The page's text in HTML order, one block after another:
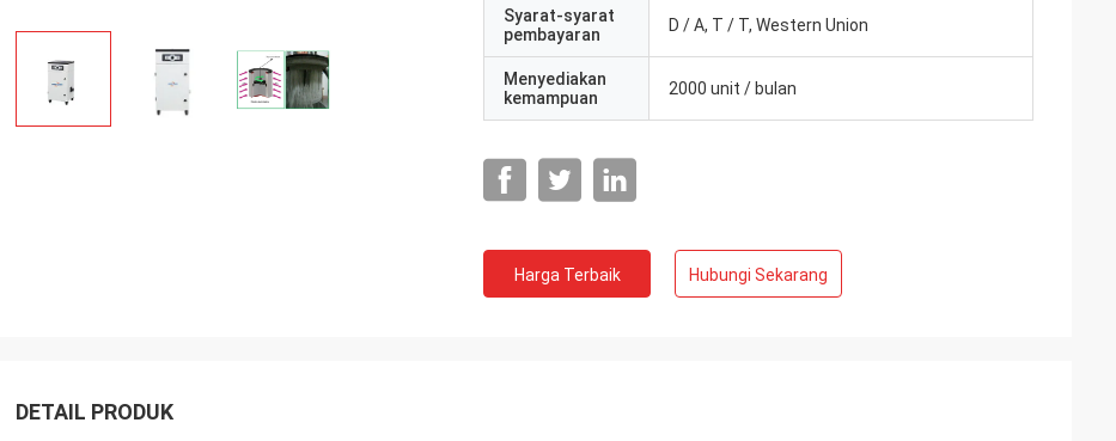
Syarat-syarat
pembayaran
D / A, T / T, Western Union
Menyediakan
kemampuan
2000 unit / bulan
Harga Terbaik Hubungi Sekarang
DETAIL PRODUK